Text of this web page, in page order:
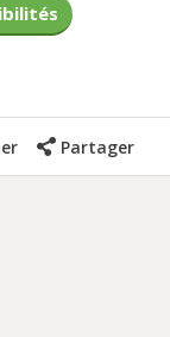
Partager